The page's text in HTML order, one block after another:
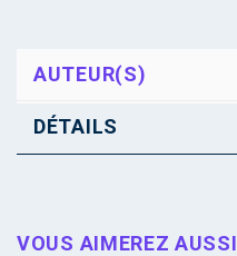
AUTEUR(S)
DÉTAILS
VOUS AIMEREZ AUSSI